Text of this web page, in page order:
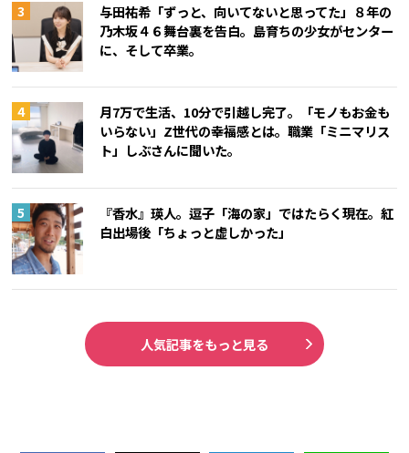
与田祐希「ずっと、向いてないと思ってた」８年の
乃木坂４６舞台裏を告白。島育ちの少女がセンター
に、そして卒業。
月7万で生活、10分で引越し完了。「モノもお金も
いらない」Z世代の幸福感とは。職業「ミニマリス
ト」しぶさんに聞いた。
『香水』瑛人。逗子「海の家」ではたらく現在。紅
白出場後「ちょっと虚しかった」
人気記事をもっと見る